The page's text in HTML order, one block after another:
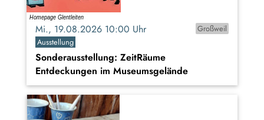
Mi., 19.08.2026 10:00 Uhr
Großweil
Ausstellung
Sonderausstellung: ZeitRäume
Entdeckungen im Museumsgelände